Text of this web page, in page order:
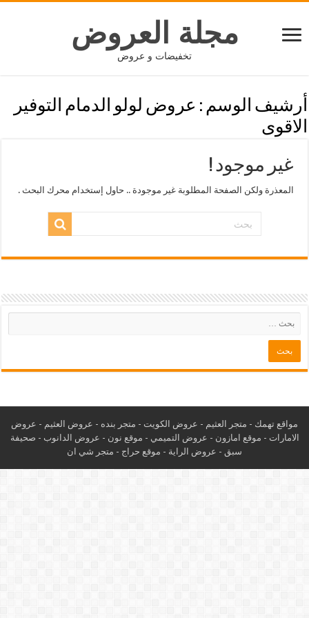
مجلة العروض
تخفيضات و عروض
أرشيف الوسم : عروض لولو الدمام التوفير
الاقوى
غير موجود !
المعذرة ولكن الصفحة المطلوبة غير موجودة .. حاول إستخدام محرك البحث .
مواقع تهمك - متجر العثيم - عروض الكويت - متجر بنده - عروض العثيم - عروض
الامارات - موقع امازون - عروض التميمي - موقع نون - عروض الدانوب - صحيفة
سبق - عروض الراية - موقع حراج - متجر شي ان